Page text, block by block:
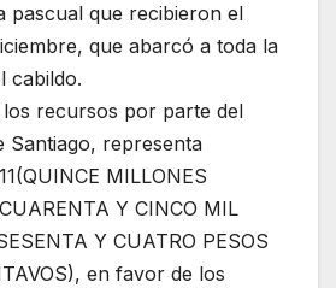
pascual que recibieron el
que abarcó a toda la
cabildo.
los recursos por parte del
Santiago, representa
MILLONES
Y CINCO MIL
Y CUATRO PESOS
en favor de los